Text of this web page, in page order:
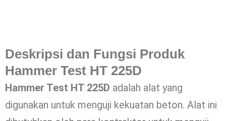
Deskripsi dan Fungsi Produk
Hammer Test HT 225D
Hammer Test HT 225D adalah alat yang
digunakan untuk menguji kekuatan beton. Alat ini